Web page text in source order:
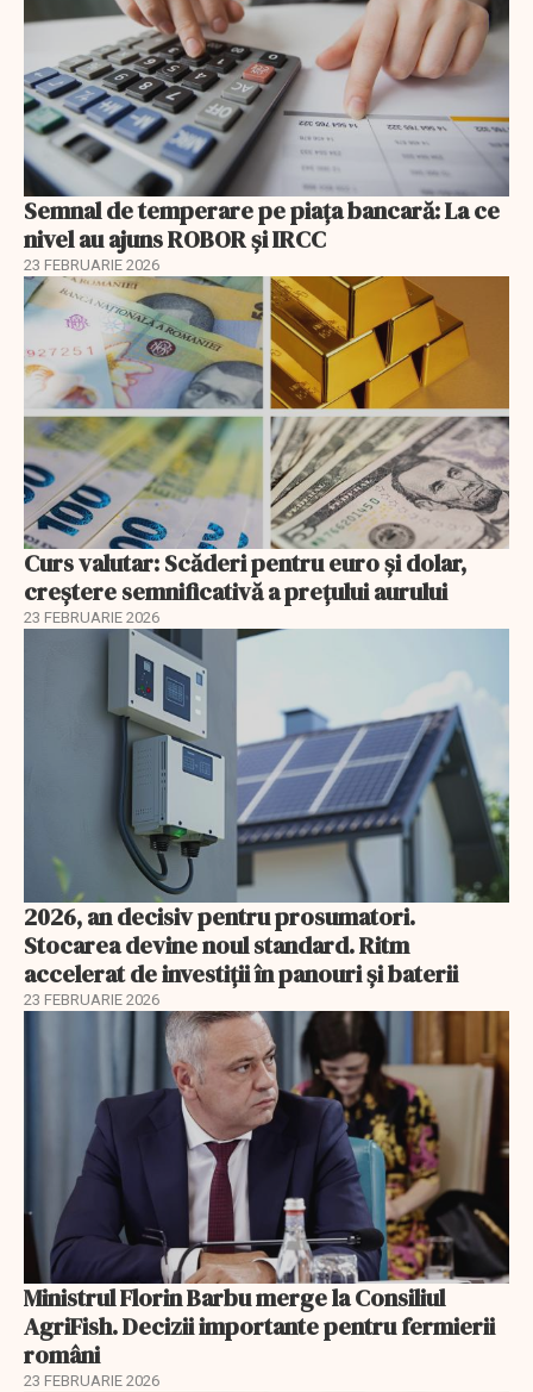
Semnal de temperare pe piața bancară: La ce
nivel au ajuns ROBOR şi IRCC
23 FEBRUARIE 2026
Curs valutar: Scăderi pentru euro și dolar,
creștere semnificativă a prețului aurului
23 FEBRUARIE 2026
2026, an decisiv pentru prosumatori.
Stocarea devine noul standard. Ritm
accelerat de investiții în panouri și baterii
23 FEBRUARIE 2026
Ministrul Florin Barbu merge la Consiliul
AgriFish. Decizii importante pentru fermierii
români
23 FEBRUARIE 2026